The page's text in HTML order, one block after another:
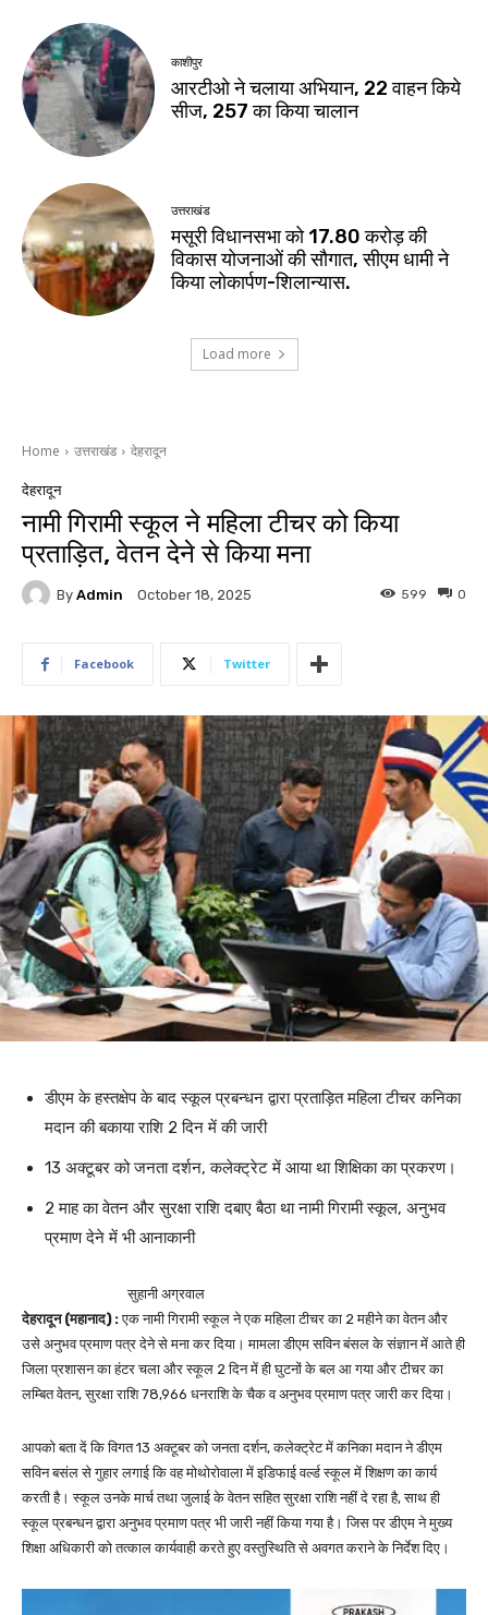
काशीपुर
आरटीओ ने चलाया अभियान, 22 वाहन किये
सीज, 257 का किया चालान
उत्तराखंड
मसूरी विधानसभा को 17.80 करोड़ की
विकास योजनाओं की सौगात, सीएम धामी ने
किया लोकार्पण-शिलान्यास.
Load more